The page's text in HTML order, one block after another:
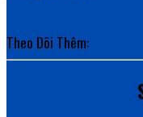
Theo Dõi Thêm: